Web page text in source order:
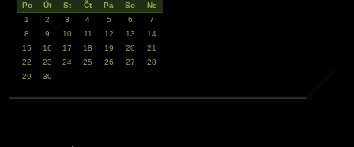
Po
Út St Čt Pá So
Ne
1
2 3 4 5 6
7
8
9 10 11 12 13
14
15
16 17 18 19 20
21
22
23 24 25 26 27
28
29
30